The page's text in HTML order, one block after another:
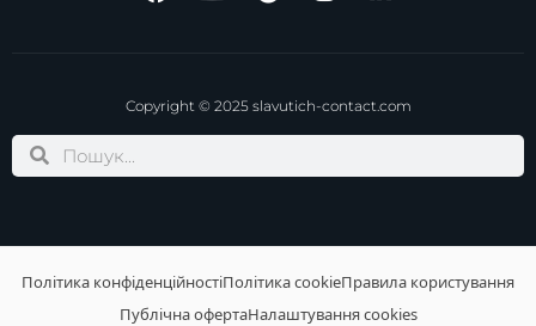
Copyright © 2025 slavutich-contact.com
Політика конфіденційностіПолітика cookieПравила користування
Публічна офертаНалаштування cookies